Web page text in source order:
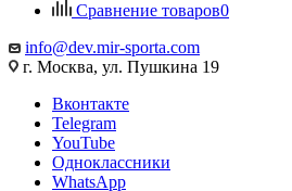
Сравнение товаров0
info@dev.mir-sporta.com
г. Москва, ул. Пушкина 19
Вконтакте
Telegram
YouTube
Одноклассники
WhatsApp